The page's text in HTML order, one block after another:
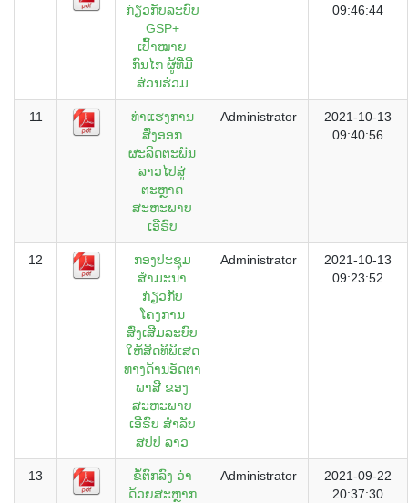
ກ່ຽວກັບລະບົບ
GSP+
ເປົ້າໝາຍ
ກົນໄກ ຜູ້ທີ່ມີ
ສ່ວນຮ່ວມ
09:46:44
11
ທ່າແຮງການ
ສົ່ງອອກ
ຜະລິດຕະພັນ
ລາວໄປສູ່
ຕະຫຼາດ
ສະຫະພາບ
ເອີຣົບ
Administrator
2021-10-13
09:40:56
12
ກອງປະຊຸມ
ສໍາມະນາ
ກ່ຽວກັບ
ໂຄງການ
ສົ່ງເສີມລະບົບ
ໃຫ້ສິດທິພິເສດ
ທາງດ້ານອັດຕາ
ພາສີ ຂອງ
ສະຫະພາບ
ເອີຣົບ ສໍາລັບ
ສປປ ລາວ
Administrator
2021-10-13
09:23:52
13
ຂໍ້ຕົກລົງ ວ່າ
ດ້ວຍສະຫຼາກ
Administrator
2021-09-22
20:37:30